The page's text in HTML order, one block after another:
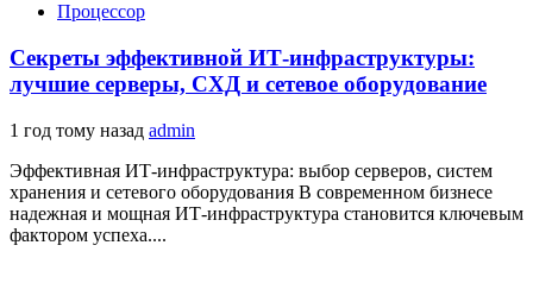
Процессор
Секреты эффективной ИТ-инфраструктуры:
лучшие серверы, СХД и сетевое оборудование
1 год тому назад admin
Эффективная ИТ-инфраструктура: выбор серверов, систем
хранения и сетевого оборудования В современном бизнесе
надежная и мощная ИТ-инфраструктура становится ключевым
фактором успеха....